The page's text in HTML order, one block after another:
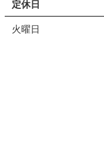
定休日
火曜日